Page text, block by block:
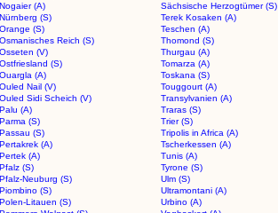
Nogaier (A)
Sächsische Herzogtümer (S)
Nürnberg (S)
Terek Kosaken (A)
Orange (S)
Teschen (A)
Osmanisches Reich (S)
Thomond (S)
Osseten (V)
Thurgau (A)
Ostfriesland (S)
Tomarza (A)
Ouargla (A)
Toskana (S)
Ouled Nail (V)
Touggourt (A)
Ouled Sidi Scheich (V)
Transylvanien (A)
Palu (A)
Traras (S)
Parma (S)
Trier (S)
Passau (S)
Tripolis in Africa (A)
Pertakrek (A)
Tscherkessen (A)
Pertek (A)
Tunis (A)
Pfalz (S)
Tyrone (S)
Pfalz-Neuburg (S)
Ulm (S)
Piombino (S)
Ultramontani (A)
Polen-Litauen (S)
Urbino (A)